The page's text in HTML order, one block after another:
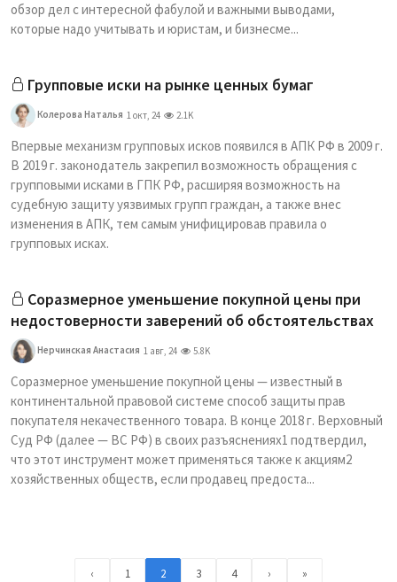
обзор дел с интересной фабулой и важными выводами,
которые надо учитывать и юристам, и бизнесме...
Групповые иски на рынке ценных бумаг
Колерова Наталья 1 окт, 24 2.1K
Впервые механизм групповых исков появился в АПК РФ в 2009 г.
В 2019 г. законодатель закрепил возможность обращения с
групповыми исками в ГПК РФ, расширяя возможность на
судебную защиту уязвимых групп граждан, а также внес
изменения в АПК, тем самым унифицировав правила о
групповых исках.
Соразмерное уменьшение покупной цены при
недостоверности заверений об обстоятельствах
Нерчинская Анастасия 1 авг, 24 5.8K
Соразмерное уменьшение покупной цены — известный в
континентальной правовой системе способ защиты прав
покупателя некачественного товара. В конце 2018 г. Верховный
Суд РФ (далее — ВС РФ) в своих разъяснениях1 подтвердил,
что этот инструмент может применяться также к акциям2
хозяйственных обществ, если продавец предоста...
‹ 1 2 3 4 › »